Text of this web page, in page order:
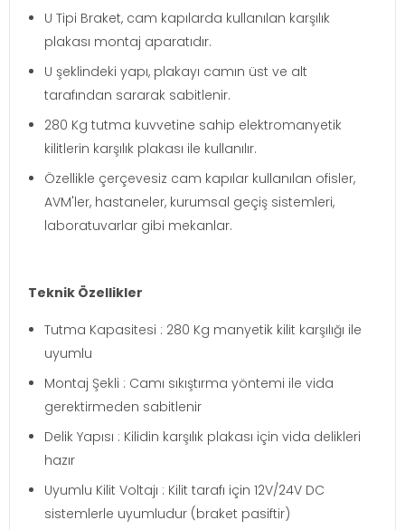
U Tipi Braket, cam kapılarda kullanılan karşılık
plakası montaj aparatıdır.
U şeklindeki yapı, plakayı camın üst ve alt
tarafından sararak sabitlenir.
280 Kg tutma kuvvetine sahip elektromanyetik
kilitlerin karşılık plakası ile kullanılır.
Özellikle çerçevesiz cam kapılar kullanılan ofisler,
AVM'ler, hastaneler, kurumsal geçiş sistemleri,
laboratuvarlar gibi mekanlar.
Teknik Özellikler
Tutma Kapasitesi : 280 Kg manyetik kilit karşılığı ile
uyumlu
Montaj Şekli : Camı sıkıştırma yöntemi ile vida
gerektirmeden sabitlenir
Delik Yapısı : Kilidin karşılık plakası için vida delikleri
hazır
Uyumlu Kilit Voltajı : Kilit tarafı için 12V/24V DC
sistemlerle uyumludur (braket pasiftir)